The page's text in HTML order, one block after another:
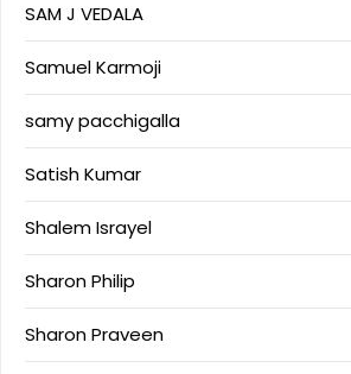
SAM J VEDALA
Samuel Karmoji
samy pacchigalla
Satish Kumar
Shalem Israyel
Sharon Philip
Sharon Praveen